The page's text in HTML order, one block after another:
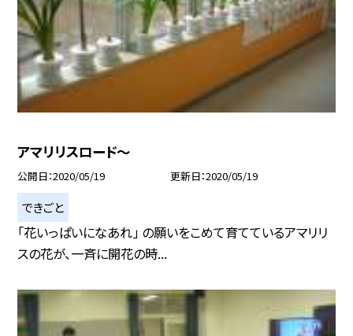
アマリリスロード〜
公開日 2020/05/19 更新日 2020/05/19
できごと
「花いっぱいになあれ」 の願いをこめて育てているアマリリ
スの花が、一斉に開花の時...